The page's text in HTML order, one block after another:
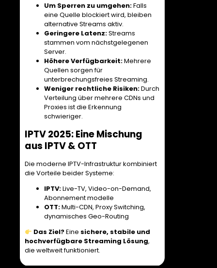
Um Sperren zu umgehen:Falls
eine Quelle blockiert wird, bleiben
alternative Streams aktiv.
Geringere Latenz:Streams
stammen vom nächstgelegenen
Server.
Höhere Verfügbarkeit:Mehrere
Quellen sorgen für
unterbrechungsfreies Streaming.
Weniger rechtliche Risiken:Durch
Verteilung über mehrere CDNs und
Proxies ist die Erkennung
schwieriger.
IPTV 2025: Eine Mischung
aus IPTV & OTT
Die moderne IPTV-Infrastruktur kombiniert
die Vorteile beider Systeme:
IPTV:Live-TV, Video-on-Demand,
Abonnement modelle
OTT:Multi-CDN, Proxy Switching,
dynamisches Geo-Routing
Das Ziel?Eine sichere, stabile und
hochverfügbare Streaming Lösung,
die weltweit funktioniert.